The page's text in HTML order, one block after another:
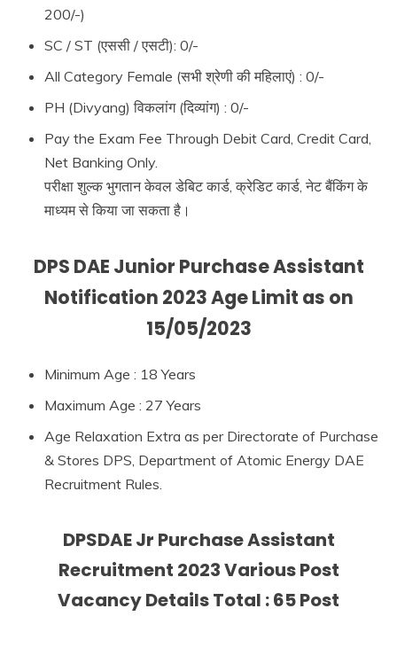
200/-)
SC / ST (एससी / एसटी): 0/-
All Category Female (सभी श्रेणी की महिलाएं) : 0/-
PH (Divyang) विकलांग (दिव्यांग) : 0/-
Pay the Exam Fee Through Debit Card, Credit Card,
Net Banking Only.
परीक्षा शुल्क भुगतान केवल डेबिट कार्ड, क्रेडिट कार्ड, नेट बैंकिंग के
माध्यम से किया जा सकता है।
DPS DAE Junior Purchase Assistant
Notification 2023 Age Limit as on
15/05/2023
Minimum Age : 18 Years
Maximum Age : 27 Years
Age Relaxation Extra as per Directorate of Purchase
& Stores DPS, Department of Atomic Energy DAE
Recruitment Rules.
DPSDAE Jr Purchase Assistant
Recruitment 2023 Various Post
Vacancy Details Total : 65 Post